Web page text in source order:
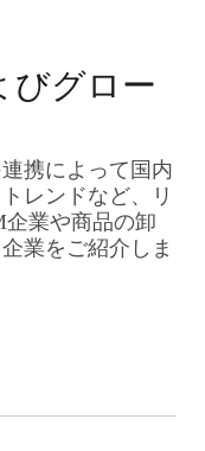
びグロー
携によって国内
レンドなど、リ
企業や商品の卸
業をご紹介しま